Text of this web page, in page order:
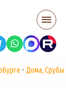
Дома,